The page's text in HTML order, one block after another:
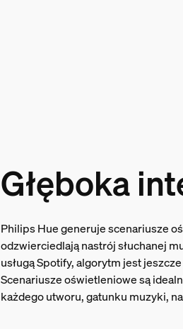
Głęboka
Philips Hue generuje scenariusze
odzwierciedlają nastrój słuchanej
usługą Spotify, algorytm jest
Scenariusze oświetleniowe są
każdego utworu, gatunku muzyki,